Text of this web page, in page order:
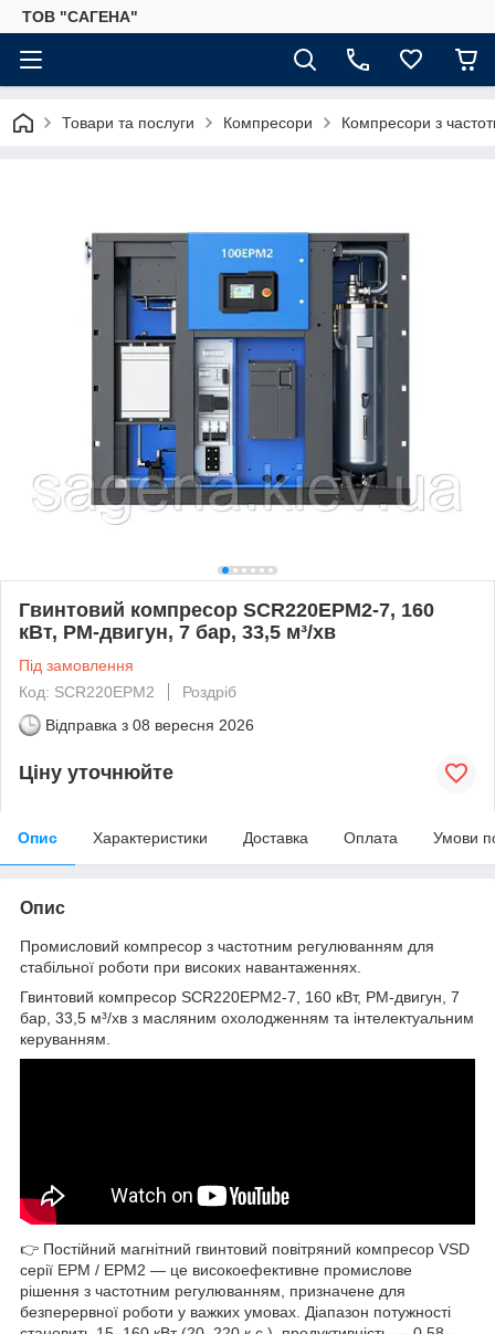
ТОВ "САГЕНА"
Товари та послуги Компресори Компресори з
Гвинтовий компресор SCR220EPM2-7, 160
кВт, PM-двигун, 7 бар, 33,5 м³/хв
Під замовлення
Код: SCR220EPM2
Роздріб
Відправка з 08 вересня 2026
Ціну уточнюйте
Опис Характеристики Доставка Оплата Умови
Опис
Промисловий компресор з частотним регулюванням для
стабільної роботи при високих навантаженнях.
Гвинтовий компресор SCR220EPM2-7, 160 кВт, PM-двигун, 7
бар, 33,5 м³/хв з масляним охолодженням та інтелектуальним
керуванням.
👉 Постійний магнітний гвинтовий повітряний компресор VSD
серії EPM / EPM2 — це високоефективне промислове
рішення з частотним регулюванням, призначене для
безперервної роботи у важких умовах. Діапазон потужності